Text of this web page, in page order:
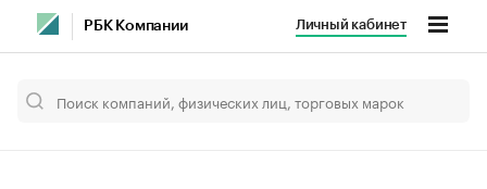
РБК Компании Личный кабинет